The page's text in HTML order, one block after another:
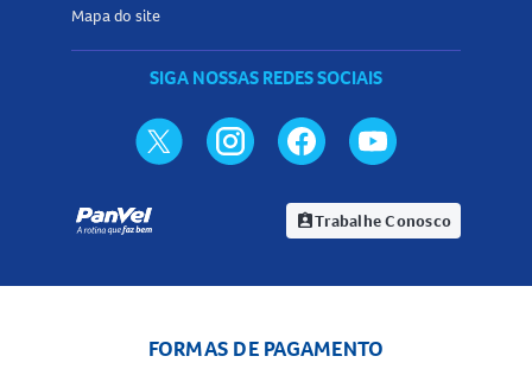
Mapa do site
SIGA NOSSAS REDES SOCIAIS
assignment_indTrabalhe Conosco
FORMAS DE PAGAMENTO